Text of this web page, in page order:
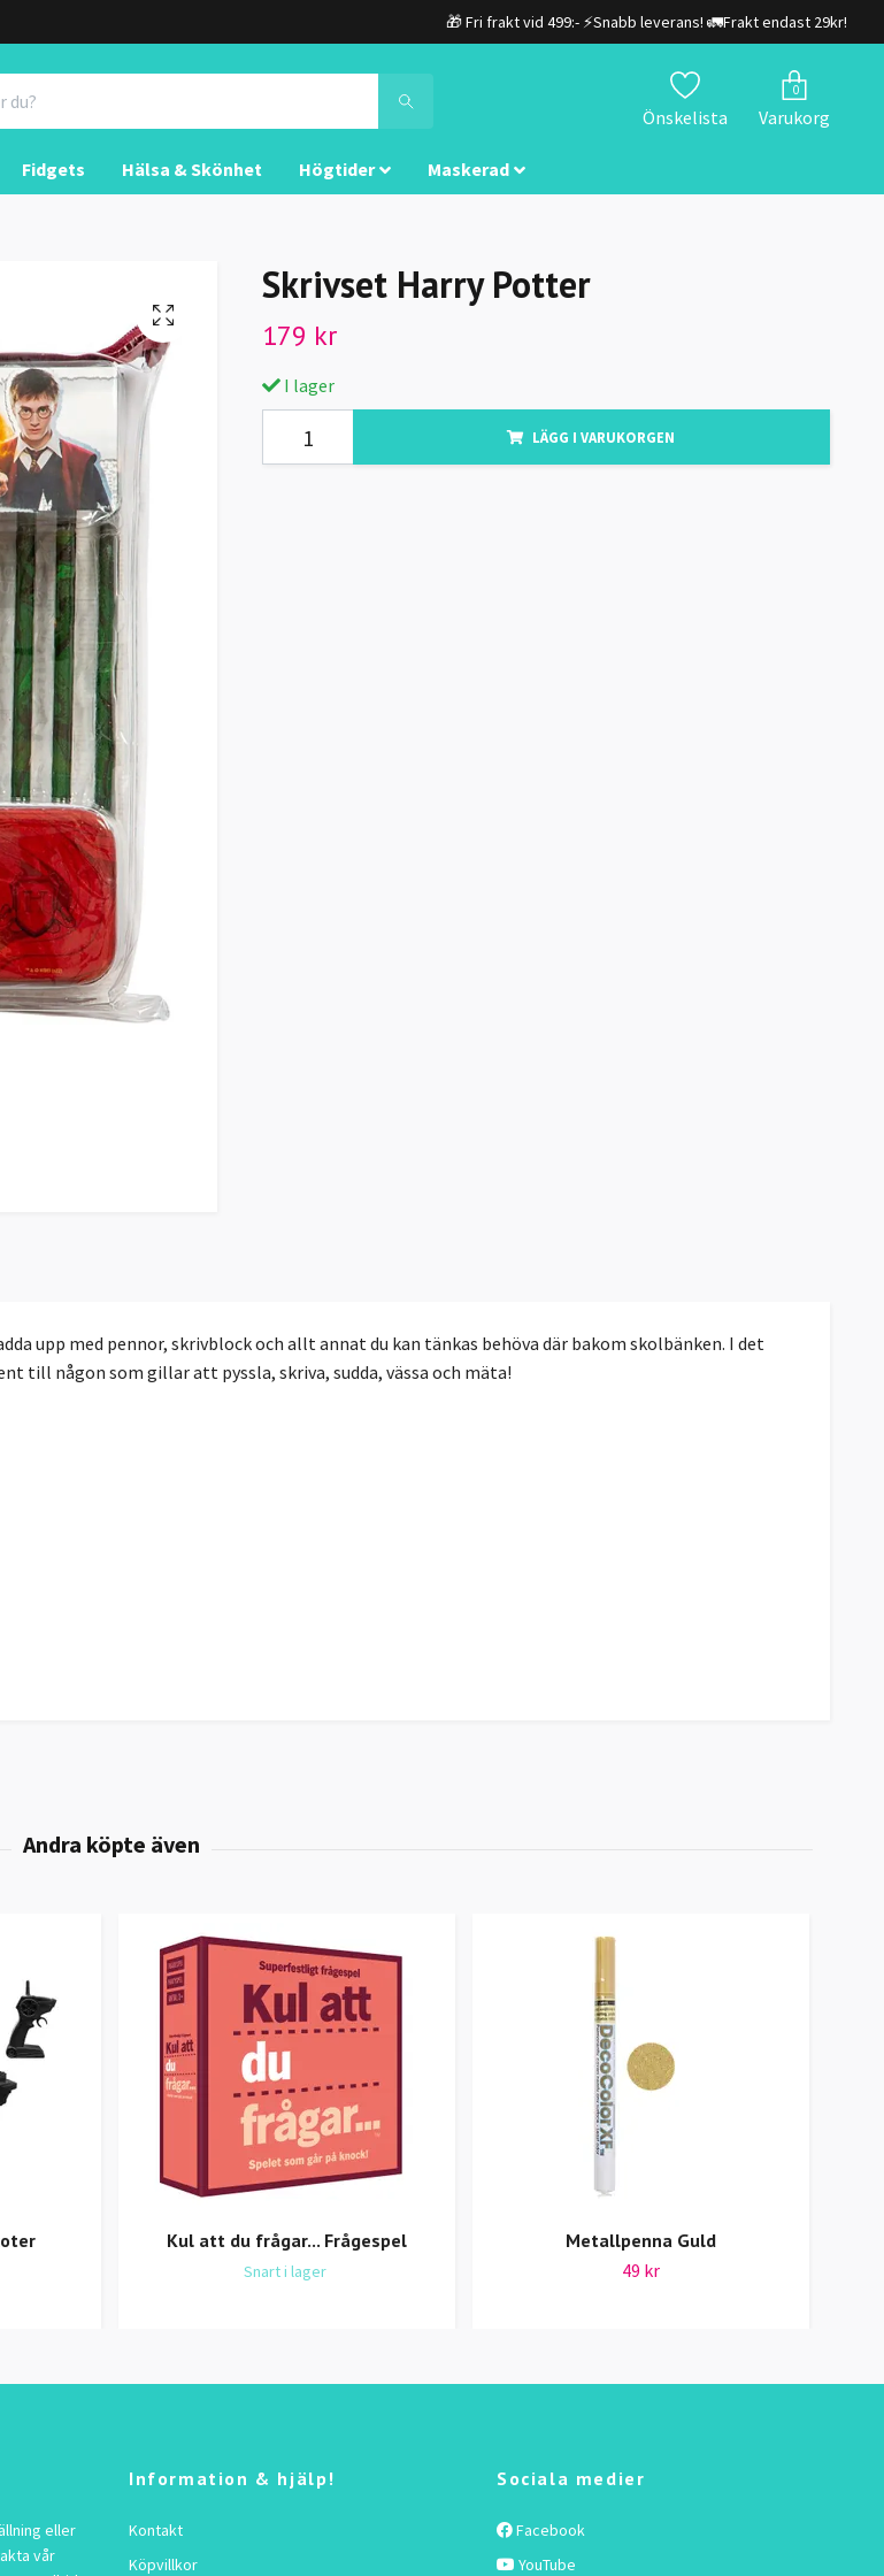
🎁 Fri frakt vid 499:- ⚡Snabb leverans! 🚛Frakt endast 29kr!
Önskelista
0
Varukorg
Fidgets Hälsa & Skönhet Högtider Maskerad
Skrivset Harry Potter
179 kr
I lager
LÄGG I VARUKORGEN
upp med pennor, skrivblock och allt annat du kan tänkas behöva där bakom skolbänken. I det
till någon som gillar att pyssla, skriva, sudda, vässa och mäta!
Kul att du frågar... Frågespel
Snart i lager
Metallpenna Guld
49 kr
eller
vår
Information & hjälp!
Kontakt
Köpvillkor
Sociala medier
Facebook
YouTube